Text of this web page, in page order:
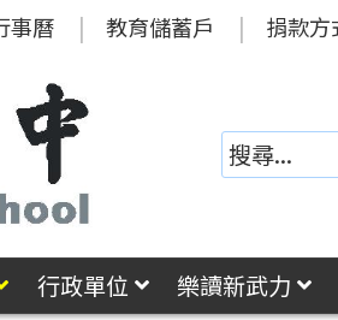
事曆 教育儲蓄戶 捐款方
行政單位 樂讀新武力